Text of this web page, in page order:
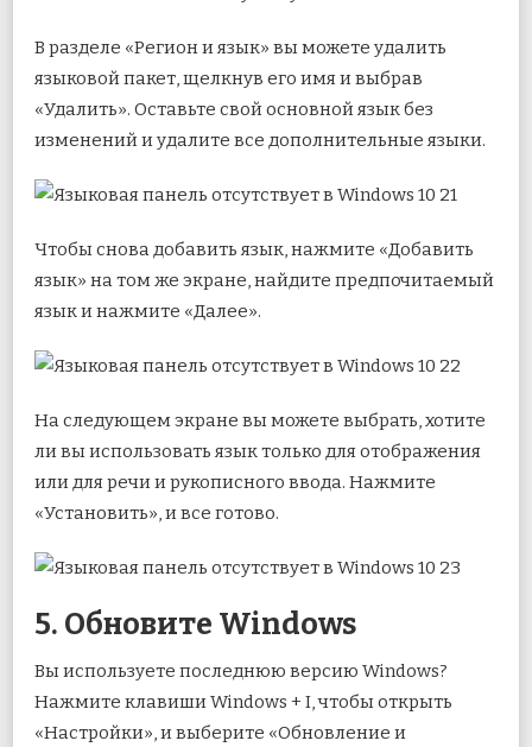
В разделе «Регион и язык» вы можете удалить
языковой пакет, щелкнув его имя и выбрав
«Удалить». Оставьте свой основной язык без
изменений и удалите все дополнительные языки.
Чтобы снова добавить язык, нажмите «Добавить
язык» на том же экране, найдите предпочитаемый
язык и нажмите «Далее».
На следующем экране вы можете выбрать, хотите
ли вы использовать язык только для отображения
или для речи и рукописного ввода. Нажмите
«Установить», и все готово.
5. Обновите Windows
Вы используете последнюю версию Windows?
Нажмите клавиши Windows + I, чтобы открыть
«Настройки», и выберите «Обновление и